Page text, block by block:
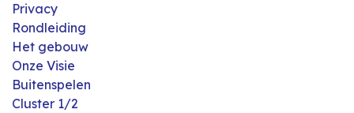
Privacy
Rondleiding
Het gebouw
Onze Visie
Buitenspelen
Cluster 1/2